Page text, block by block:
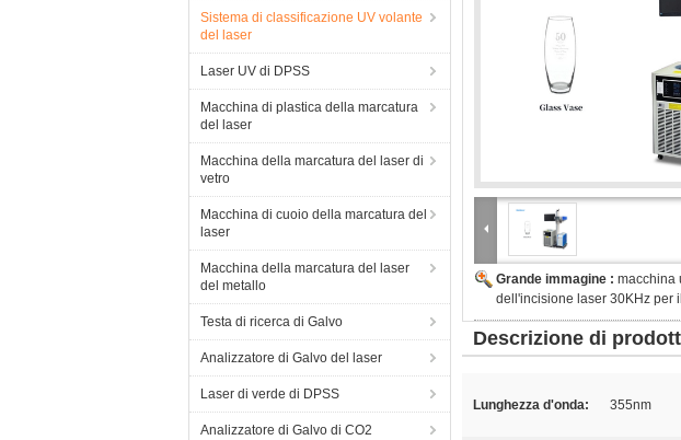
Sistema di classificazione UV volante
del laser
Laser UV di DPSS
Macchina di plastica della marcatura
del laser
Macchina della marcatura del laser di
vetro
Macchina di cuoio della marcatura del
laser
Macchina della marcatura del laser
del metallo
Testa di ricerca di Galvo
Analizzatore di Galvo del laser
Laser di verde di DPSS
Analizzatore di Galvo di CO2
Grande immagine : macchina
dell'incisione laser 30KHz per
Descrizione di
Lunghezza d'onda: 355nm